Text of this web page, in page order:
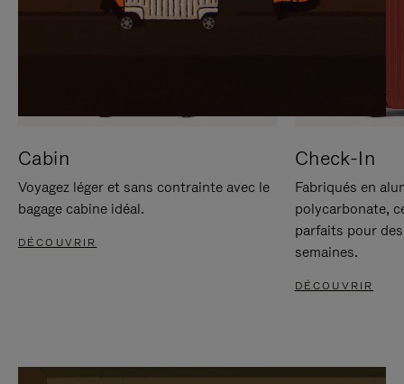
PAUSE
SON
Cabin
Voyagez léger et sans contrainte avec le
bagage cabine idéal.
DÉCOUVRIR
Check-In
Fabriqués en
polycarbonate,
parfaits pour
semaines.
DÉCOUVRIR